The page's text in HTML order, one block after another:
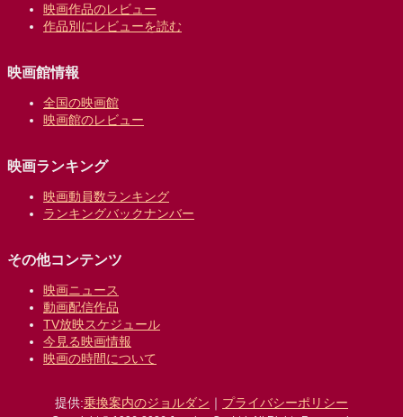
映画作品のレビュー
作品別にレビューを読む
映画館情報
全国の映画館
映画館のレビュー
映画ランキング
映画動員数ランキング
ランキングバックナンバー
その他コンテンツ
映画ニュース
動画配信作品
TV放映スケジュール
今見る映画情報
映画の時間について
提供:乗換案内のジョルダン ｜ プライバシーポリシー